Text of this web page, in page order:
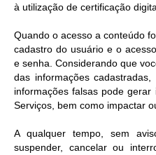
à utilização de certificação
Quando o acesso a conteúdo
cadastro do usuário e o
e senha. Considerando que
das informações
informações falsas pode
Serviços, bem como impactar
A qualquer tempo, sem
suspender, cancelar ou